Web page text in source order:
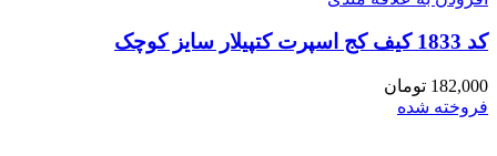
کد 1833 کیف کج اسپرت کتپیلار سایز کوچک
182,000 تومان
فروخته شده